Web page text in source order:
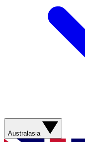
Australasia